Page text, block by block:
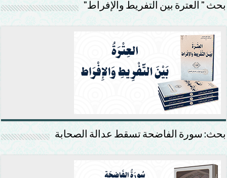
بحث ” العترة بين التفريط والإفراط”
بحث: سورة الفاضحة تسقط عدالة الصحابة